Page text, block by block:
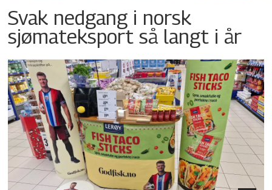
Svak nedgang i norsk
sjømateksport så langt i år